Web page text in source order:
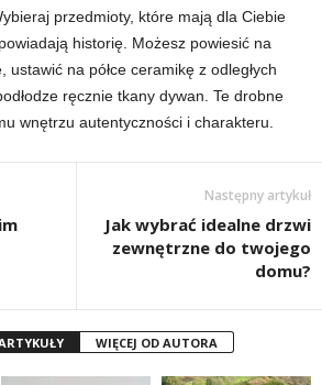
przedmioty, które mają dla Ciebie
historię. Możesz powiesić na
ustawić na półce ceramikę z odległych
ręcznie tkany dywan. Te drobne
wnętrzu autentyczności i charakteru.
Następny artykuł
Jak wybrać idealne drzwi
zewnętrzne do twojego
domu?
WIĘCEJ OD AUTORA